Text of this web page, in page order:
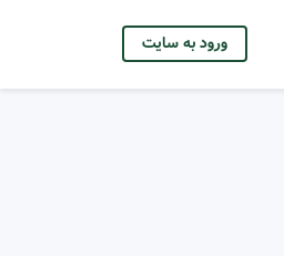
ورود به سایت